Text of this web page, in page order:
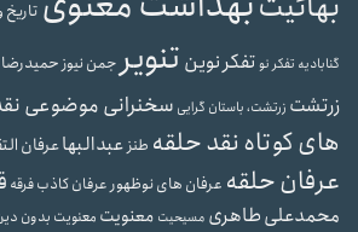
گنابادیه تفکر نوتفکر نوین تنویر جمن نیوز
زرتشت زرتشت، باستان گرایی سخنرانی موضوعی
های کوتاه نقد حلقه طنزعبدالبهاعرفان
عرفان حلقه عرفان های نوظهور عرفان کاذبفرقه
محمدعلی طاهری مسیحیت معنویت معنویت بدون